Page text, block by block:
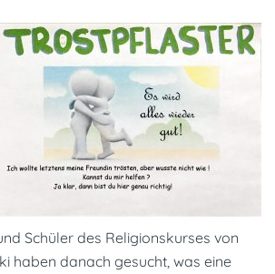
Schüler des Religionskurses von
haben danach gesucht, was eine